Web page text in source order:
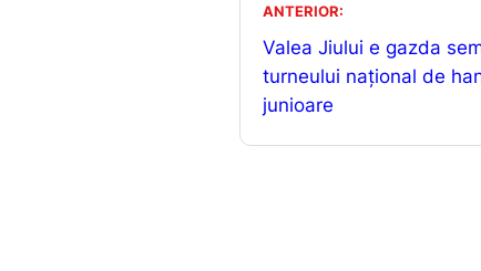
o
o
ANTERIOR:
Valea Jiului e gazda
turneului național de
junioare